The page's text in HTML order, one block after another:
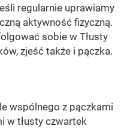
regularnie uprawiamy
aktywność fizyczną.
sobie w Tłusty
zjeść także i pączka.
wspólnego z pączkami
w tłusty czwartek